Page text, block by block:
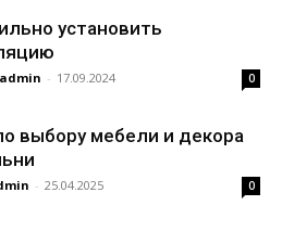
установить
admin - 17.09.2024 0
выбору мебели и декора
- 25.04.2025 0